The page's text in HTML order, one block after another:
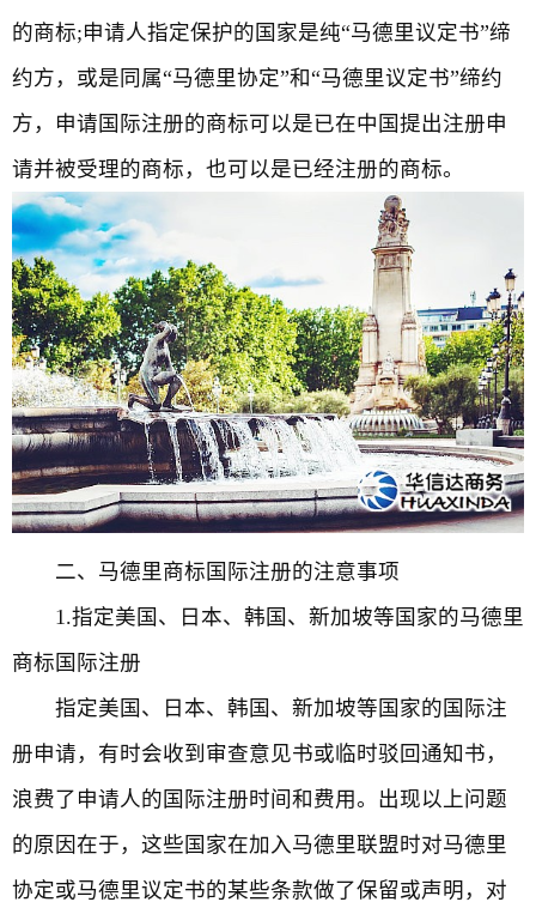
的商标;申请人指定保护的国家是纯“马德里议定书”缔
约方，或是同属“马德里协定”和“马德里议定书”缔约
方，申请国际注册的商标可以是已在中国提出注册申
请并被受理的商标，也可以是已经注册的商标。
二、马德里商标国际注册的注意事项
1.指定美国、日本、韩国、新加坡等国家的马德里
商标国际注册
指定美国、日本、韩国、新加坡等国家的国际注
册申请，有时会收到审查意见书或临时驳回通知书，
浪费了申请人的国际注册时间和费用。出现以上问题
的原因在于，这些国家在加入马德里联盟时对马德里
协定或马德里议定书的某些条款做了保留或声明，对